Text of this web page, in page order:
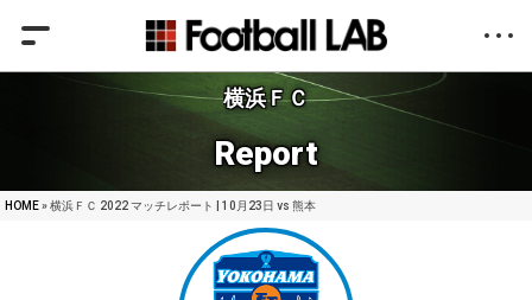
横浜ＦＣ
Report
HOME» 横浜ＦＣ 2022 マッチレポート | 10月23日 vs 熊本